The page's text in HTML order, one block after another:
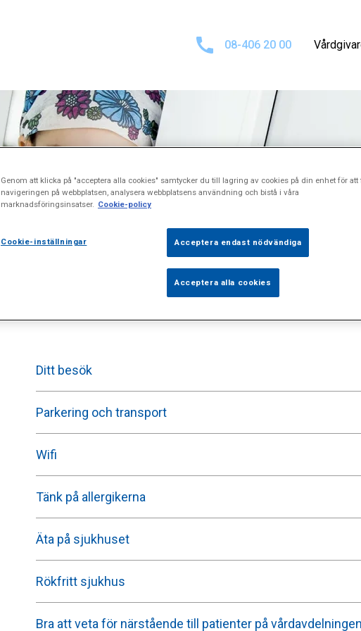
08-406 20 00
Bra att veta
Ditt besök
Parkering och transport
Wifi
Tänk på allergikerna
Äta på sjukhuset
Rökfritt sjukhus
Bra att veta för närstående till patienter på
Genom att klicka på "acceptera alla cookies" samtycker du till lagring av cookies på din enhet för att
navigeringen på webbplatsen, analysera webbplatsens användning och bistå i våra
marknadsföringsinsatser. Cookie-policy
Cookie-inställningar Acceptera endast nödvändiga
Acceptera alla cookies